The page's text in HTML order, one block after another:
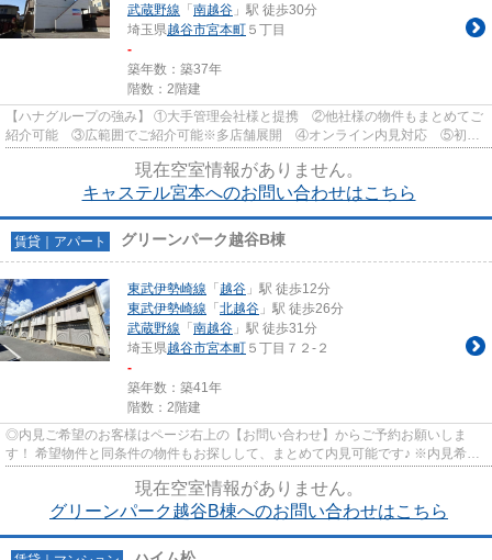
武蔵野線 「 南越谷 」駅 徒歩30分
埼玉県越谷市宮本町 ５丁目
-
築年数：築37年
階数：2階建
【ハナグループの強み】 ①大手管理会社様と提携 ②他社様の物件もまとめてご
紹介可能 ③広範囲でご紹介可能※多店舗展開 ④オンライン内見対応 ⑤初期
現在空室情報がありません。
キャステル宮本へのお問い合わせはこちら
賃貸｜アパート グリーンパーク越谷B棟
東武伊勢崎線 「 越谷 」駅 徒歩12分
東武伊勢崎線 「 北越谷 」駅 徒歩26分
武蔵野線 「 南越谷 」駅 徒歩31分
埼玉県越谷市宮本町 ５丁目７２-２
-
築年数：築41年
階数：2階建
◎内見ご希望のお客様はページ右上の【お問い合わせ】からご予約お願いしま
す！ 希望物件と同条件の物件もお探しして、まとめて内見可能です♪ ※内見希望
現在空室情報がありません。
グリーンパーク越谷B棟へのお問い合わせはこちら